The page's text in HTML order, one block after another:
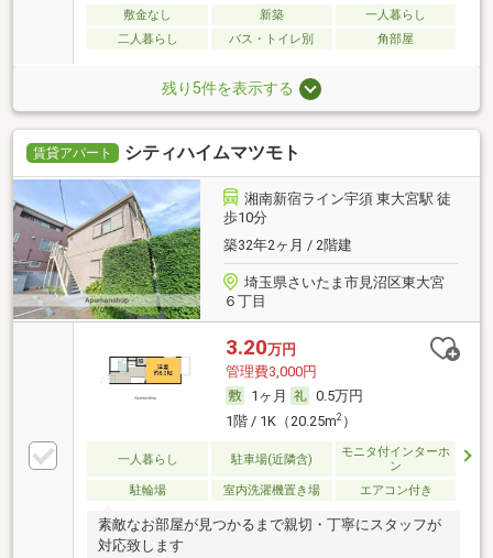
敷金なし 新築
一人暮らし
二人暮らし
バス・トイレ別 角部屋
残り5件を表示する
賃貸アパート シティハイムマツモト
湘南新宿ライン宇須 東大宮駅 徒
歩10分
築32年2ヶ月 / 2階建
埼玉県さいたま市見沼区東大宮
６丁目
3.20万円
管理費3,000円
1ヶ月
0.5万円
1階 / 1K（20.25m2）
一人暮らし 駐車場(近隣含)
モニタ付インターホ
ン
駐輪場
室内洗濯機置き場 エアコン付き
素敵なお部屋が見つかるまで親切・丁寧にスタッフが
対応致します